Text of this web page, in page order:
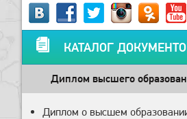
КАТАЛОГ
Диплом высшего
Диплом о высшем